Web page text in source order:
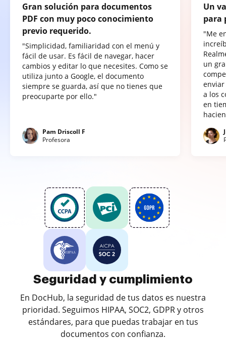
Gran solución para documentos
PDF con muy poco conocimiento
previo requerido.
"Simplicidad, familiaridad con el menú y
fácil de usar. Es fácil de navegar, hacer
cambios y editar lo que necesites. Como se
utiliza junto a Google, el documento
siempre se guarda, así que no tienes que
preocuparte por ello."
Pam Driscoll F
Profesora
Un
para
"Me
un
a los
en
Seguridad y cumplimiento
En DocHub, la seguridad de tus datos es nuestra
prioridad. Seguimos HIPAA, SOC2, GDPR y otros
estándares, para que puedas trabajar en tus
documentos con confianza.